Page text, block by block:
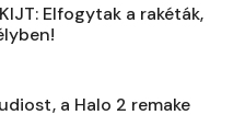
Elfogytak a rakéták,
a Halo 2 remake